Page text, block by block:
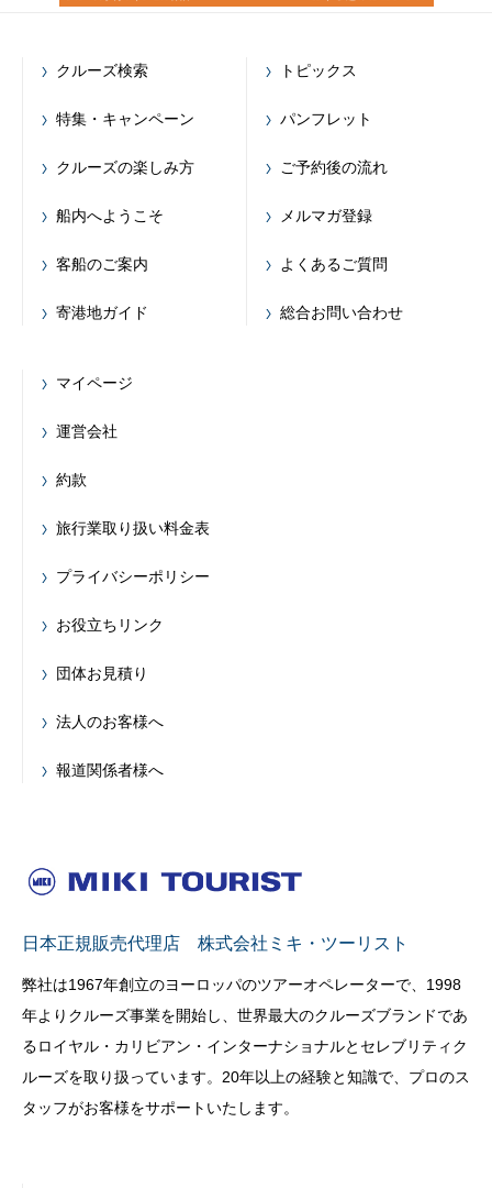
クルーズ検索
特集・キャンペーン
クルーズの楽しみ方
船内へようこそ
客船のご案内
寄港地ガイド
トピックス
パンフレット
ご予約後の流れ
メルマガ登録
よくあるご質問
総合お問い合わせ
マイページ
運営会社
約款
旅行業取り扱い料金表
プライバシーポリシー
お役立ちリンク
団体お見積り
法人のお客様へ
報道関係者様へ
日本正規販売代理店 株式会社ミキ・ツーリスト
弊社は1967年創立のヨーロッパのツアーオペレーターで、1998
年よりクルーズ事業を開始し、世界最大のクルーズブランドであ
るロイヤル・カリビアン・インターナショナルとセレブリティク
ルーズを取り扱っています。20年以上の経験と知識で、プロのス
タッフがお客様をサポートいたします。